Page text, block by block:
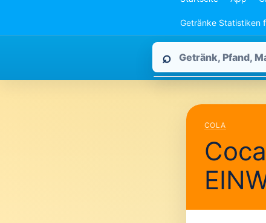
Getränke Statistiken
Pfandpirat
durchsuchen
⌕
COLA